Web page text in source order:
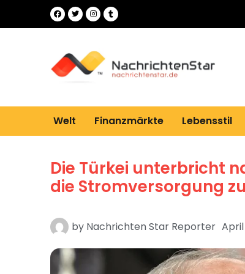
Welt Finanzmärkte Lebensstil
Die Türkei unterbricht
die Stromversorgung
by Nachrichten Star Reporter April